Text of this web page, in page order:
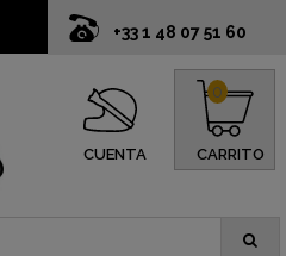
+33 1 48 07 51 60
CUENTA CARRITO
0